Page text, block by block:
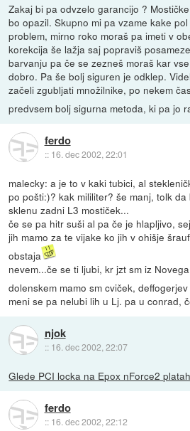
Zakaj bi pa odvzelo garancijo ?
bo opazil. Skupno mi pa vzame kake
problem, mirno roko moraš pa imeti v
korekcija še lažja saj popraviš
barvanju pa če se zezneš moraš kar
dobro. Pa še bolj siguren je odklep.
začeli zgubljati množilnike, po nekem
predvsem bolj sigurna metoda, ki pa jo
ferdo
:: 16. dec 2002, 22:01
malecky: a je to v kaki tubici, al
po pošti:)? kak mililiter? še manj, tolk
sklenu zadni L3 mostiček...
če se pa hitr suši al pa če je hlapljivo,
jih mamo za te vijake ko jih v ohišje
obstaja
nevem...če se ti ljubi, kr jzt sm iz
dolenskem mamo sm cviček,
meni se pa nelubi lih u Lj. pa u conrad,
njok
:: 16. dec 2002, 22:07
Glede PCI locka na Epox nForce2 platah
ferdo
:: 16. dec 2002, 22:12